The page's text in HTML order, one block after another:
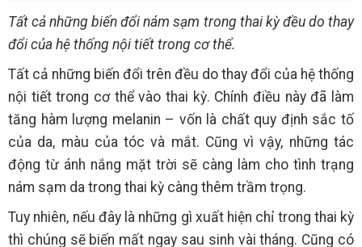
Tất cả những biến đổi nám sạm trong thai kỳ đều do thay
đổi của hệ thống nội tiết trong cơ thể.
Tất cả những biến đổi trên đều do thay đổi của hệ thống
nội tiết trong cơ thể vào thai kỳ. Chính điều này đã làm
tăng hàm lượng melanin – vốn là chất quy định sắc tố
của da, màu của tóc và mắt. Cũng vì vậy, những tác
động từ ánh nắng mặt trời sẽ càng làm cho tình trạng
nám sạm da trong thai kỳ càng thêm trầm trọng.
Tuy nhiên, nếu đây là những gì xuất hiện chỉ trong thai kỳ
thì chúng sẽ biến mất ngay sau sinh vài tháng. Cũng có